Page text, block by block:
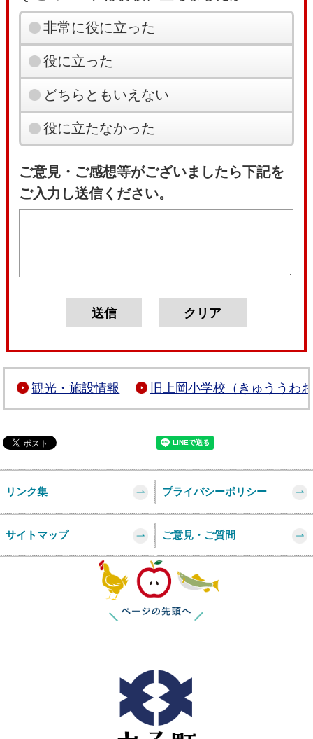
非常に役に立った
役に立った
どちらともいえない
役に立たなかった
ご意見・ご感想等がございましたら下記を
ご入力し送信ください。
観光・施設情報 旧上岡小学校（きゅううわ
リンク集 プライバシーポリシー
サイトマップ ご意見・ご質問